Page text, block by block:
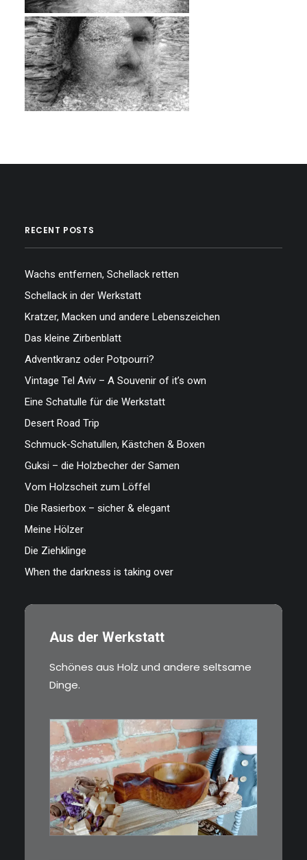
…
RECENT POSTS
Wachs entfernen, Schellack retten
Schellack in der Werkstatt
Kratzer, Macken und andere Lebenszeichen
Das kleine Zirbenblatt
Adventkranz oder Potpourri?
Vintage Tel Aviv – A Souvenir of it’s own
Eine Schatulle für die Werkstatt
Desert Road Trip
Schmuck-Schatullen, Kästchen & Boxen
Guksi – die Holzbecher der Samen
Vom Holzscheit zum Löffel
Die Rasierbox – sicher & elegant
Meine Hölzer
Die Ziehklinge
When the darkness is taking over
Aus der Werkstatt
Schönes aus Holz und andere seltsame
Dinge.
€15,00
Ein Holzbecher im Wikinger-Stil.
Inspiriert…